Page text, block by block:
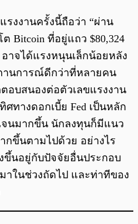
งงานครั้งนี้ถือว่า “ผ่าน
Bitcoin ที่อยู่แถว $80,324
อาจได้แรงหนุนเล็กน้อยหลัง
านการณ์ดีกว่าที่หลายคน
อบสนองต่อตัวเลขแรงงาน
ทางดอกเบี้ย Fed เป็นหลัก
จนมากขึ้น นักลงทุนก็มีแนว
กขึ้นตามไปด้วย อย่างไร
ขึ้นอยู่กับปัจจัยอื่นประกอบ
าในช่วงถัดไป และท่าทีของ